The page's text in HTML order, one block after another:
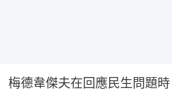
梅德韋傑夫在回應民生問題